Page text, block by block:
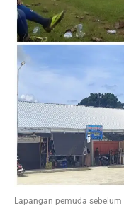
Lapangan pemuda